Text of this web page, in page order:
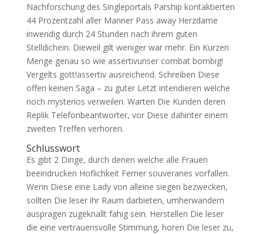
Nachforschung des Singleportals Parship kontaktierten
44 Prozentzahl aller Manner Pass away Herzdame
inwendig durch 24 Stunden nach ihrem guten
Stelldichein. Dieweil gilt weniger war mehr. Ein Kurzen
Menge genau so wie assertivunser combat bombig!
Vergelts gott!assertiv ausreichend. Schreiben Diese
offen keinen Saga – zu guter Letzt intendieren welche
noch mysterios verweilen. Warten Die Kunden deren
Replik Telefonbeantworter, vor Diese dahinter einem
zweiten Treffen verhoren.
Schlusswort
Es gibt 2 Dinge, durch denen welche alle Frauen
beeindrucken Hoflichkeit Ferner souveranes vorfallen.
Wenn Diese eine Lady von alleine siegen bezwecken,
sollten Die leser ihr Raum darbieten, umherwandern
auspragen zugeknallt fahig sein. Herstellen Die leser
die eine vertrauensvolle Stimmung, horen Die leser zu,